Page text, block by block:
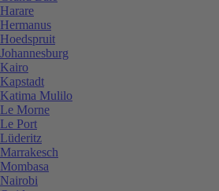
Harare
Hermanus
Hoedspruit
Johannesburg
Kairo
Kapstadt
Katima Mulilo
Le Morne
Le Port
Lüderitz
Marrakesch
Mombasa
Nairobi